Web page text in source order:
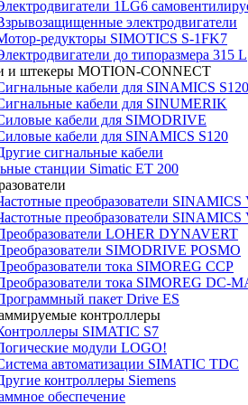
1LG6
электродвигатели
редукторы SIMOTICS S-1FK7
до типоразмера 315 L
и штекеры MOTION-CONNECT
кабели для SINAMICS S120
кабели для SINUMERIK
кабели для SIMODRIVE
кабели для SINAMICS S120
сигнальные кабели
станции Simatic ET 200
преобразователи SINAMICS
преобразователи SINAMICS
LOHER DYNAVERT
SIMODRIVE POSMO
тока SIMOREG CCP
тока SIMOREG DC-
пакет Drive ES
контроллеры
SIMATIC S7
модули LOGO!
автоматизации SIMATIC TDC
контроллеры Siemens
обеспечение